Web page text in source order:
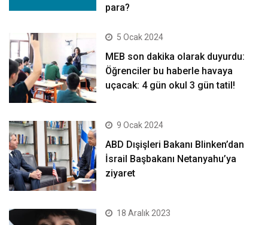
para?
5 Ocak 2024
MEB son dakika olarak duyurdu:
Öğrenciler bu haberle havaya
uçacak: 4 gün okul 3 gün tatil!
9 Ocak 2024
ABD Dışişleri Bakanı Blinken’dan
İsrail Başbakanı Netanyahu’ya
ziyaret
18 Aralık 2023